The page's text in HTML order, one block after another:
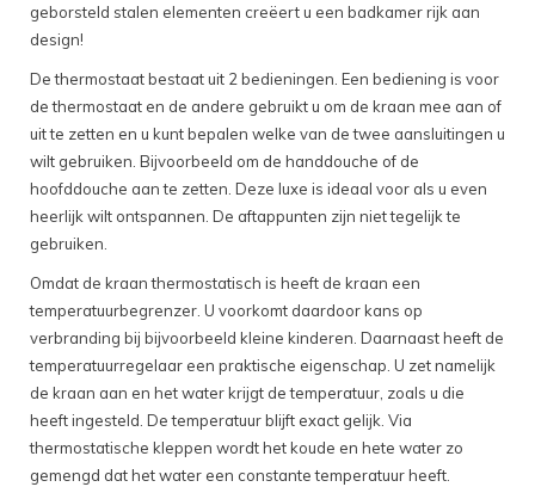
geborsteld stalen elementen creëert u een badkamer rijk aan
design!
De thermostaat bestaat uit 2 bedieningen. Een bediening is voor
de thermostaat en de andere gebruikt u om de kraan mee aan of
uit te zetten en u kunt bepalen welke van de twee aansluitingen u
wilt gebruiken. Bijvoorbeeld om de handdouche of de
hoofddouche aan te zetten. Deze luxe is ideaal voor als u even
heerlijk wilt ontspannen. De aftappunten zijn niet tegelijk te
gebruiken.
Omdat de kraan thermostatisch is heeft de kraan een
temperatuurbegrenzer. U voorkomt daardoor kans op
verbranding bij bijvoorbeeld kleine kinderen. Daarnaast heeft de
temperatuurregelaar een praktische eigenschap. U zet namelijk
de kraan aan en het water krijgt de temperatuur, zoals u die
heeft ingesteld. De temperatuur blijft exact gelijk. Via
thermostatische kleppen wordt het koude en hete water zo
gemengd dat het water een constante temperatuur heeft.